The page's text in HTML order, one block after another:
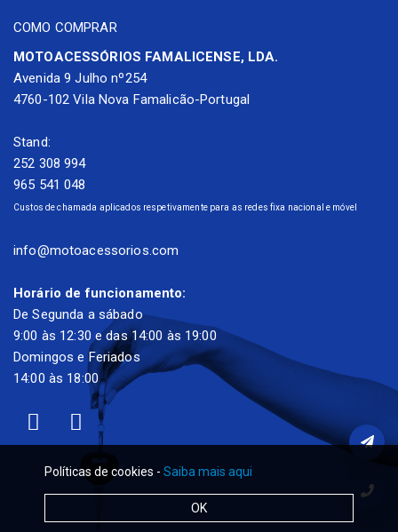
COMO COMPRAR
MOTOACESSÓRIOS FAMALICENSE, LDA.
Avenida 9 Julho nº254
4760-102 Vila Nova Famalicão-Portugal
Stand:
252 308 994
965 541 048
Custos de chamada aplicados respetivamente para as redes fixa nacional e móvel
info@motoacessorios.com
Horário de funcionamento:
De Segunda a sábado
9:00 às 12:30 e das 14:00 às 19:00
Domingos e Feriados
14:00 às 18:00
Políticas de cookies - Saiba mais aqui
OK